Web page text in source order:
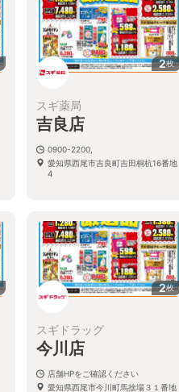
2枚
スギ薬局
吉良店
0900-2200,
愛知県西尾市吉良町吉田桐杭16番地
4
2枚
スギドラッグ
今川店
店舗HPをご確認ください
愛知県西尾市今川町馬捨場３１番地